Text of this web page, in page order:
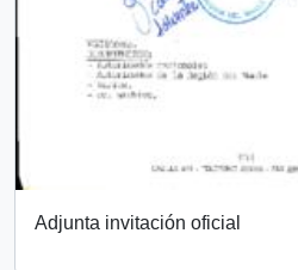
Adjunta invitación oficial